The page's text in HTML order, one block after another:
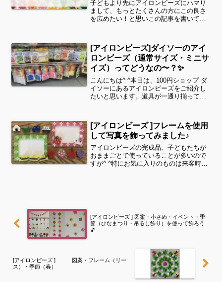
子どもより先にアイロンビーズにハマり
まして、もっとたくさんの方にこの良さ
を広めたい！と思いこの記事を書いてい
ちはキャラクターものの方が好きかなと
は思いますが…（我が子...
[アイロンビーズ]ダイソーのアイ
ロンビーズ（通常サイズ・ミニサ
イズ）ってどうなの〜？✨
こんにちは^ ^本日は、100円ショップ ダ
イソーにあるアイロンビーズをご紹介し
たいと思います。道具が一通り揃ってい
2022.10月久々にダイソーのアイロンビー
ズ コーナ...
[アイロンビーズ ]フレームを使用
して写真を飾ってみました♪
アイロンビーズの完成品、子どもたちが
おままごとで使っていることが多いので
すが^ ^特にお気に入りのものは来客時に
[アイロンビーズ ] 図案・小さめ・イベント・季
節（ひなまつり・吊るし飾り）を使って飾ろう
🎵
[アイロンビーズ ] 図案・フレーム（リー
ス）・季節（春）